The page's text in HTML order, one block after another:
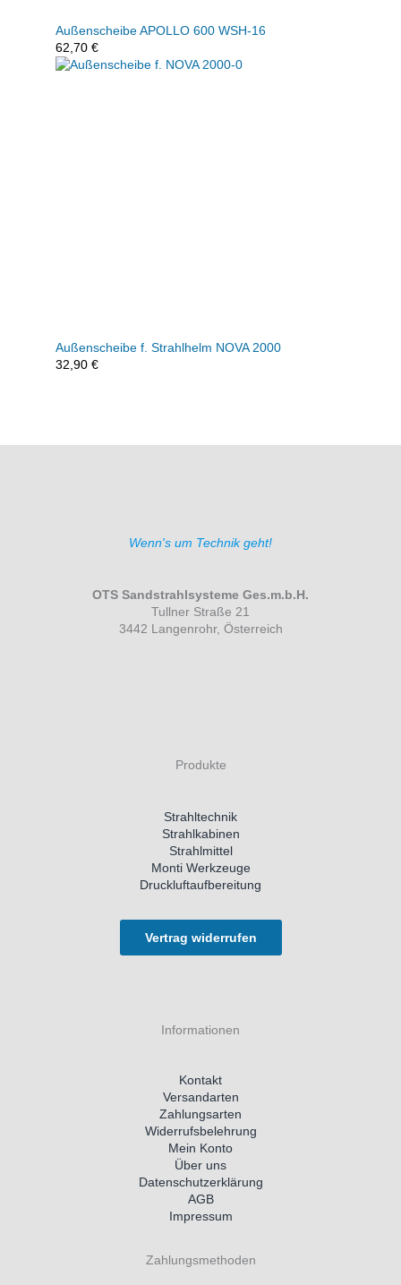
Außenscheibe APOLLO 600 WSH-16
62,70 €
Außenscheibe f. Strahlhelm NOVA 2000
32,90 €
Wenn's um Technik geht!
OTS Sandstrahlsysteme Ges.m.b.H.
Tullner Straße 21
3442 Langenrohr, Österreich
Produkte
Strahltechnik
Strahlkabinen
Strahlmittel
Monti Werkzeuge
Druckluftaufbereitung
Vertrag widerrufen
Informationen
Kontakt
Versandarten
Zahlungsarten
Widerrufsbelehrung
Mein Konto
Über uns
Datenschutzerklärung
AGB
Impressum
Zahlungsmethoden